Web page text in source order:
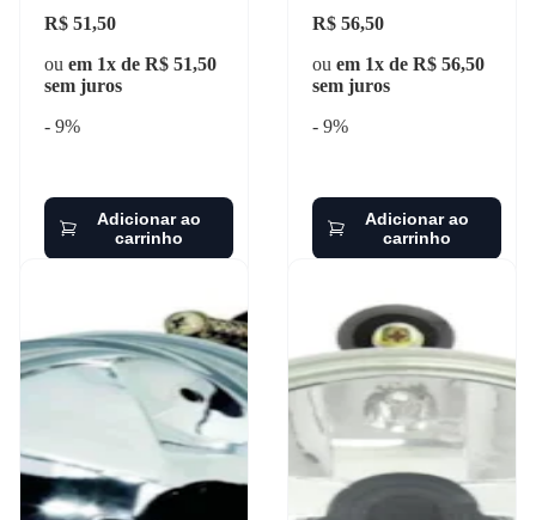
R$ 51,50
ou em 1x de R$ 51,50
sem juros
- 9%
Adicionar ao
carrinho
R$ 56,50
ou em 1x de R$ 56,50
sem juros
- 9%
Adicionar ao
carrinho